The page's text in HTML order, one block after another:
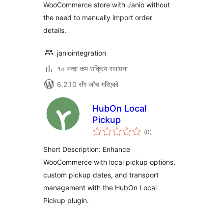
WooCommerce store with Janio without
the need to manually import order
details.
janiointegration
१० भन्दा कम सक्रिय स्थापना
6.2.10 सँग जाँच गरिएको
HubOn Local
Pickup
(0कुल
रेटिङ्गहरू
)
Short Description: Enhance
WooCommerce with local pickup options,
custom pickup dates, and transport
management with the HubOn Local
Pickup plugin.